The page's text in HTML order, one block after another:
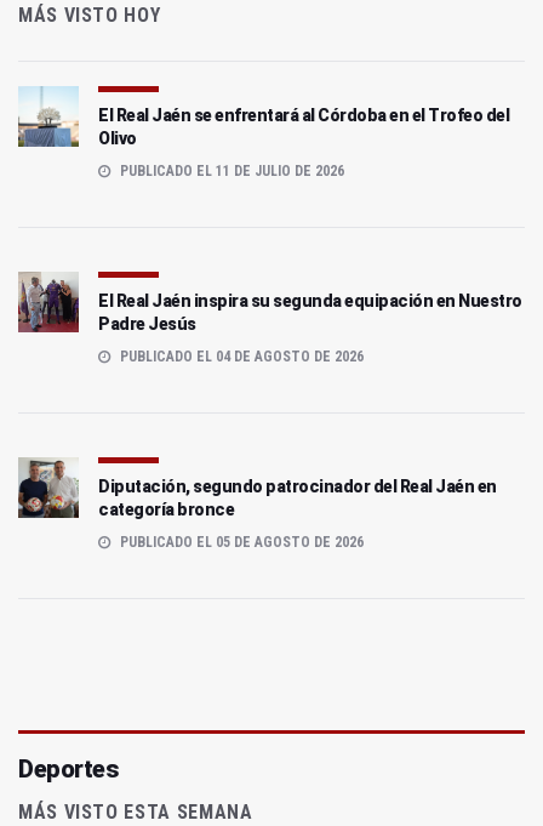
MÁS VISTO HOY
El Real Jaén se enfrentará al Córdoba en el Trofeo del
Olivo
PUBLICADO EL 11 DE JULIO DE 2026
El Real Jaén inspira su segunda equipación en Nuestro
Padre Jesús
PUBLICADO EL 04 DE AGOSTO DE 2026
Diputación, segundo patrocinador del Real Jaén en
categoría bronce
PUBLICADO EL 05 DE AGOSTO DE 2026
Deportes
MÁS VISTO ESTA SEMANA